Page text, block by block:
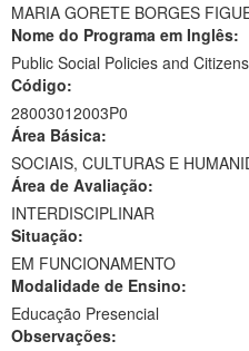
Ministério da Educação
Ministério da Cidadania
Ministério da Saúde
Ministério da Ciência, Tecnologia,
Ministério do Meio Ambiente
Ministério do Turismo
Ministério do Desenvolvimento Regional
MARIA GORETE BORGES
Nome do Programa em Inglês:
Public Social Policies and
Código:
28003012003P0
Área Básica:
SOCIAIS, CULTURAS E
Área de Avaliação:
INTERDISCIPLINAR
Situação:
EM FUNCIONAMENTO
Modalidade de Ensino:
Educação Presencial
Observações: